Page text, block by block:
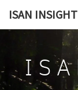
Skip
to
ISAN INSIGHT